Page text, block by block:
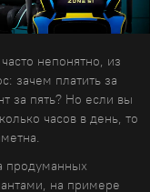
непонятно, из
зачем платить за
за пять? Но если вы
часов в день, то
продуманных
на примере